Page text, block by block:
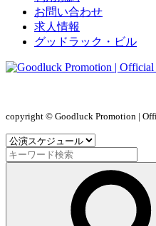
お問い合わせ
求人情報
グッドラック・ビル
copyright © Goodluck Promotion |